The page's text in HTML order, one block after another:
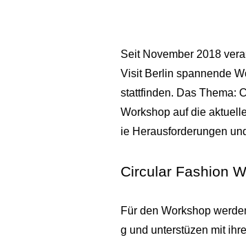
Seit November 2018
Visit Berlin spannende
stattfinden. Das Thema:
Workshop auf die
ie Herausforderungen
Circular Fashion
Für den Workshop
g und unterstüzen mit